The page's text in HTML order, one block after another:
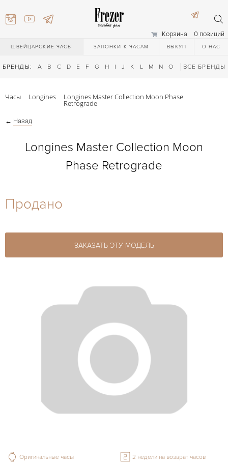
Корзина 0 позиций
ШВЕЙЦАРСКИЕ ЧАСЫ ЗАПОНКИ К ЧАСАМ ВЫКУП О НАС
БРЕНДЫ: A B C D E F G H I J K L M N O Q R S T
ВСЕ БРЕНДЫ
27-44
Часы Longines Longines Master Collection Moon Phase
Retrograde
← Назад
Longines Master Collection Moon
Phase Retrograde
Продано
ЗАКАЗАТЬ ЭТУ МОДЕЛЬ
Оригинальные часы 2 недели на возврат часов